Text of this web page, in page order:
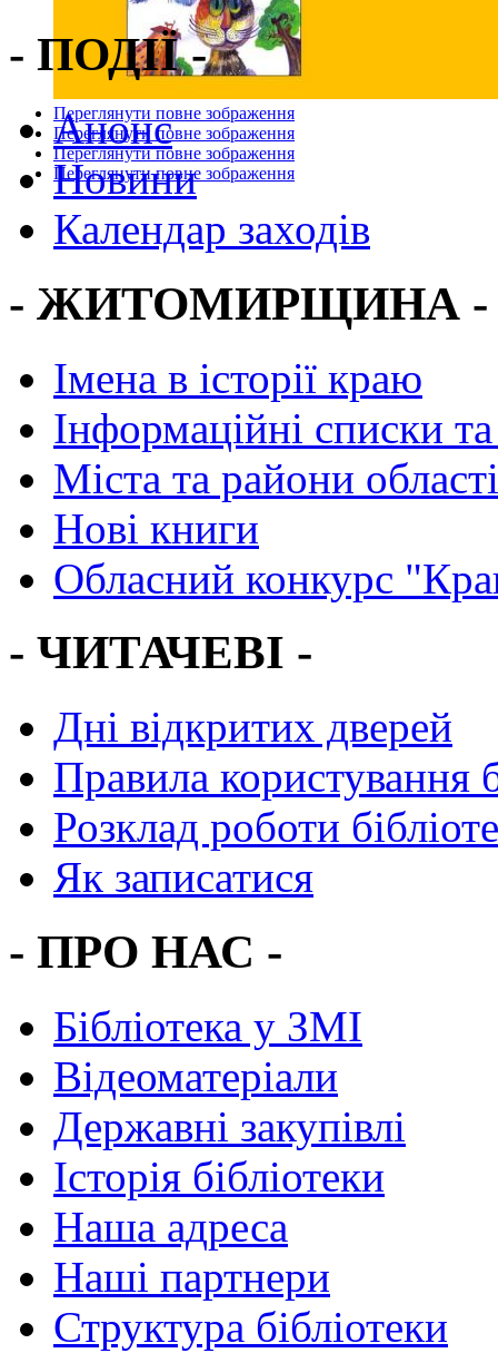
Переглянути повне зображення
Переглянути повне зображення
Переглянути повне зображення
Переглянути повне зображення
- ПОДІЇ -
Анонс
Новини
Календар заходів
- ЖИТОМИРЩИНА -
Імена в історії краю
Інформаційні списки
Міста та райони області
Нові книги
Обласний конкурс
- ЧИТАЧЕВІ -
Дні відкритих дверей
Правила користування
Розклад роботи
Як записатися
- ПРО НАС -
Бібліотека у ЗМІ
Відеоматеріали
Державні закупівлі
Історія бібліотеки
Наша адреса
Наші партнери
Структура бібліотеки